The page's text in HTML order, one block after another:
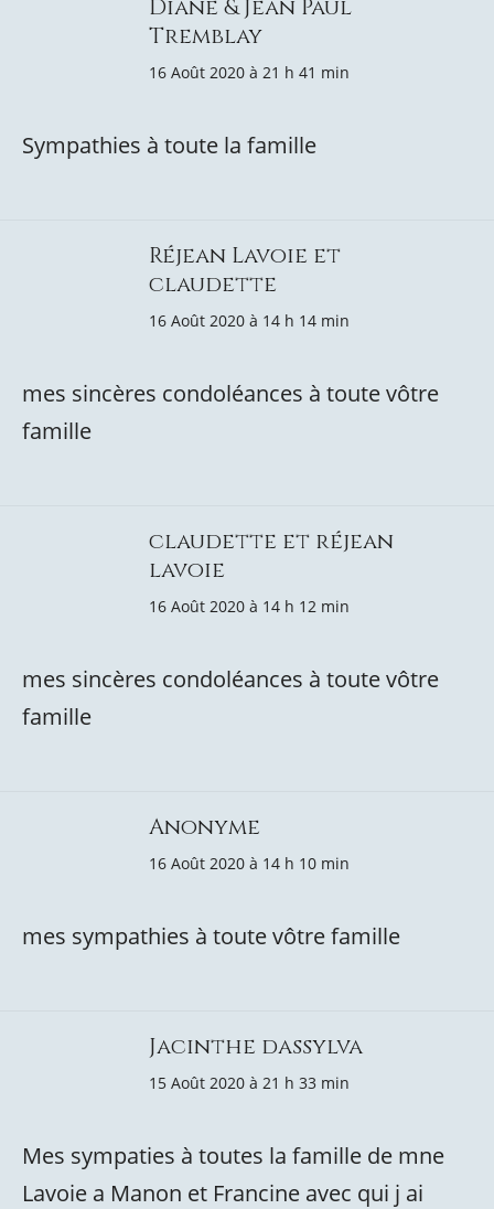
Diane & Jean Paul
Tremblay
16 Août 2020 à 21 h 41 min
Sympathies à toute la famille
Réjean Lavoie et
claudette
16 Août 2020 à 14 h 14 min
mes sincères condoléances à toute vôtre
famille
claudette et réjean
lavoie
16 Août 2020 à 14 h 12 min
mes sincères condoléances à toute vôtre
famille
Anonyme
16 Août 2020 à 14 h 10 min
mes sympathies à toute vôtre famille
Jacinthe dassylva
15 Août 2020 à 21 h 33 min
Mes sympaties à toutes la famille de mne
Lavoie a Manon et Francine avec qui j ai